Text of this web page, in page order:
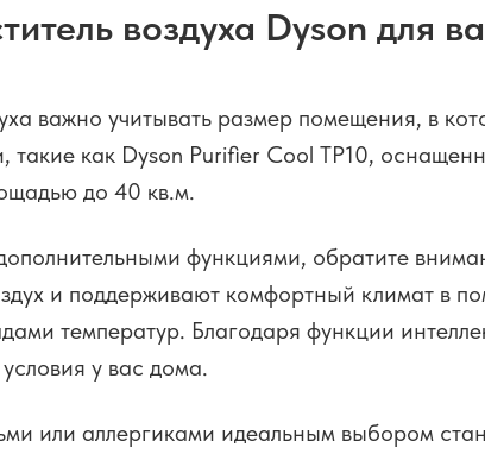
воздуха Dyson для
важно учитывать размер помещения, в
такие как Dyson Purifier Cool TP10,
до 40 кв.м.
функциями, обратите
и поддерживают комфортный климат в
температур. Благодаря функции
у вас дома.
или аллергиками идеальным выбором